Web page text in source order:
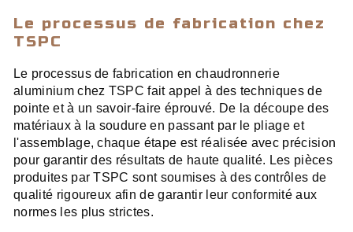
Le processus de fabrication chez
TSPC
Le processus de fabrication en chaudronnerie
aluminium chez TSPC fait appel à des techniques de
pointe et à un savoir-faire éprouvé. De la découpe des
matériaux à la soudure en passant par le pliage et
l'assemblage, chaque étape est réalisée avec précision
pour garantir des résultats de haute qualité. Les pièces
produites par TSPC sont soumises à des contrôles de
qualité rigoureux afin de garantir leur conformité aux
normes les plus strictes.